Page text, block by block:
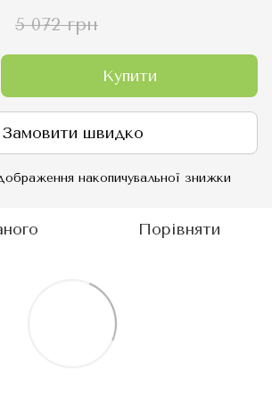
5 072 грн
Купити
Замовити швидко
накопичувальної знижки
Порівняти